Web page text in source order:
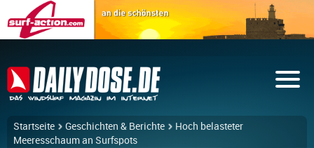
Startseite Geschichten & Berichte
Hoch belasteter
Meeresschaum an Surfspots